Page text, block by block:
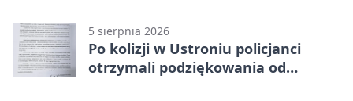
5 sierpnia 2026
Po kolizji w Ustroniu policjanci
otrzymali podziękowania od